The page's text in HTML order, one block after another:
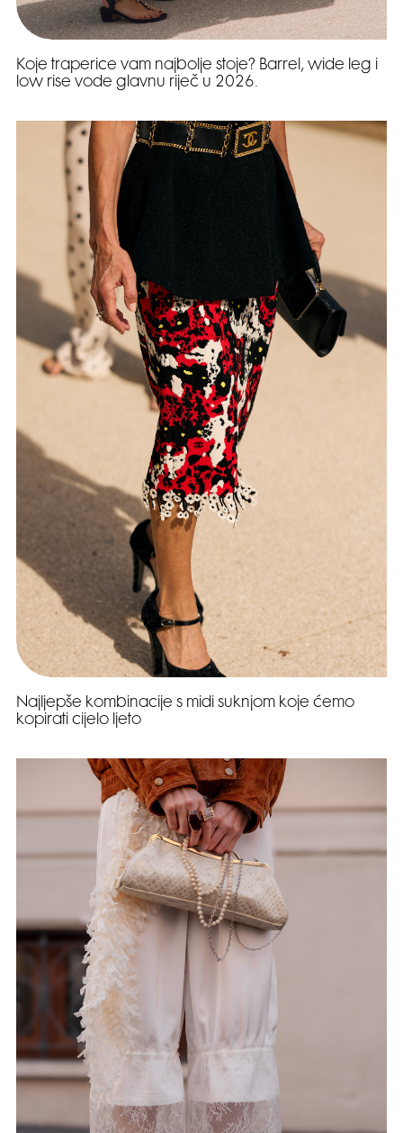
Koje traperice vam najbolje stoje? Barrel, wide leg i
low rise vode glavnu riječ u 2026.
Najljepše kombinacije s midi suknjom koje ćemo
kopirati cijelo ljeto